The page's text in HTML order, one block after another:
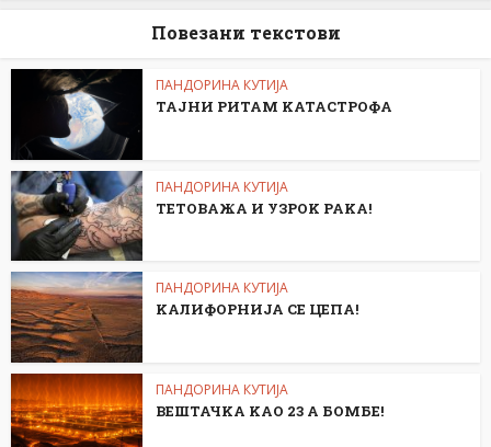
Повезани текстови
ПАНДОРИНА КУТИЈА
ТАЈНИ РИТАМ KАТАСТРОФА
ПАНДОРИНА КУТИЈА
ТЕТОВАЖА И УЗРОK РАKА!
ПАНДОРИНА КУТИЈА
KАЛИФОРНИЈА СЕ ЦЕПА!
ПАНДОРИНА КУТИЈА
ВЕШТАЧKА KАО 23 А БОМБЕ!